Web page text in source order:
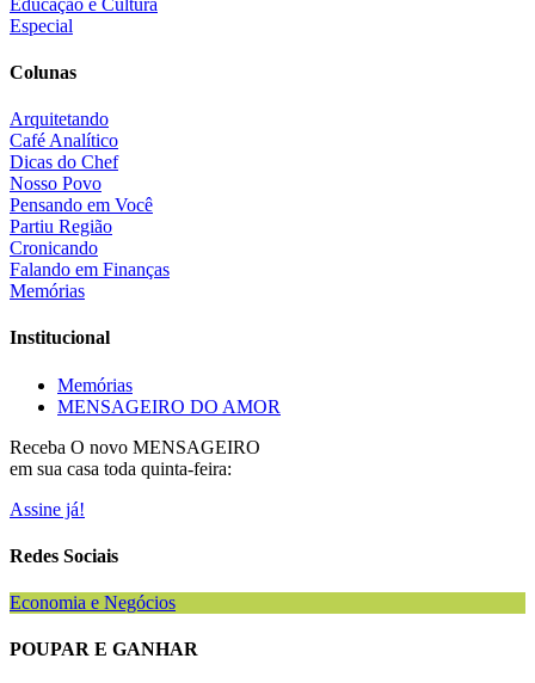
Especial
Colunas
Arquitetando
Café Analítico
Dicas do Chef
Nosso Povo
Pensando em Você
Partiu Região
Cronicando
Falando em Finanças
Memórias
Institucional
Memórias
MENSAGEIRO DO AMOR
Receba O novo MENSAGEIRO
em sua casa toda quinta-feira:
Assine já!
Redes Sociais
Economia e Negócios
POUPAR E GANHAR